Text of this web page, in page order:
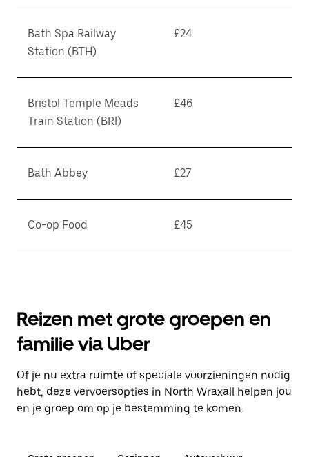
Bath Spa Railway
Station (BTH)
£24
Bristol Temple Meads
Train Station (BRI)
£46
Bath Abbey £27
Co-op Food £45
Reizen met grote groepen en
familie via Uber
Of je nu extra ruimte of speciale voorzieningen nodig
hebt, deze vervoersopties in North Wraxall helpen jou
en je groep om op je bestemming te komen.